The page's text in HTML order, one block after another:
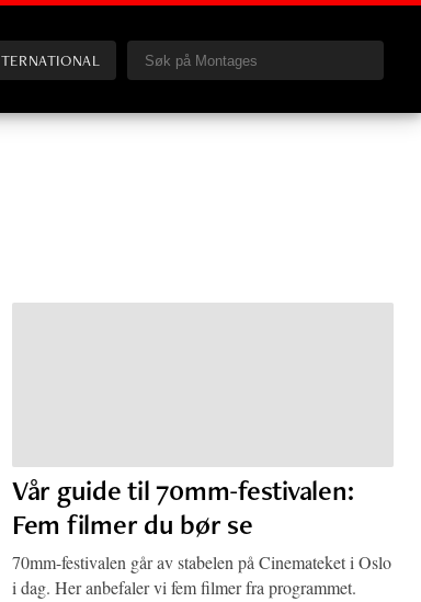
Vår guide til 70mm-festivalen:
Fem filmer du bør se
70mm-festivalen går av stabelen på Cinemateket i Oslo
i dag. Her anbefaler vi fem filmer fra programmet.